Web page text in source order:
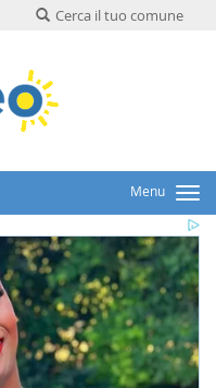
Cerca il tuo comune
Menu